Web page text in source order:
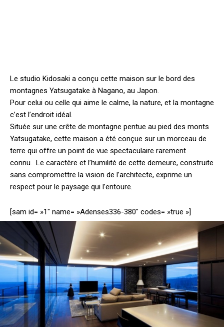
Le studio Kidosaki a conçu cette maison sur le bord des
montagnes Yatsugatake à Nagano, au Japon.
Pour celui ou celle qui aime le calme, la nature, et la montagne
c’est l’endroit idéal.
Située sur une crête de montagne pentue au pied des monts
Yatsugatake, cette maison a été conçue sur un morceau de
terre qui offre un point de vue spectaculaire rarement
connu. Le caractère et l’humilité de cette demeure, construite
sans compromettre la vision de l’architecte, exprime un
respect pour le paysage qui l’entoure.
[sam id= »1″ name= »Adenses336-380″ codes= »true »]